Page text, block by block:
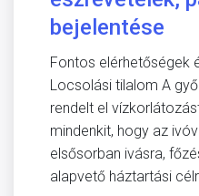
bejelentése
Fontos elérhetőségek
Locsolási tilalom A
rendelt el
mindenkit, hogy az
elsősorban ivásra,
alapvető háztartási